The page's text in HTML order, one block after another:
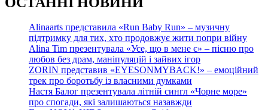
Alinaarts представила «Run Baby Run» – музичну
підтримку для тих, хто продовжує жити попри війну
Alina Tim презентувала «Усе, що в мене є» – пісню про
любов без драм, маніпуляцій і зайвих ігор
ZORIN представив «EYESONMYBACK!» – емоційний
трек про боротьбу із власними думками
Настя Балог презентувала літній сингл «Чорне море»
про спогади, які залишаються назавжди